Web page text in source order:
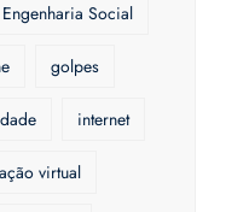
Engenharia Social
golpes
internet
virtual